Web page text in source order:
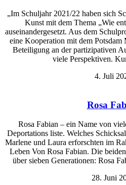
„Im Schuljahr 2021/22 haben sich
Kunst mit dem Thema „Wie
auseinandergesetzt. Aus dem
eine Kooperation mit dem Potsdam
Beteiligung an der partizipativen
viele Perspektiven.
4. Juli
Rosa
Rosa Fabian – ein Name von
Deportations liste. Welches
Marlene und Laura erforschten im
Leben Von Rosa Fabian. Die
über sieben Generationen: Rosa
28. Juni